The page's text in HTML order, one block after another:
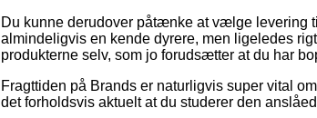
Du kunne derudover påtænke at vælge levering
almindeligvis en kende dyrere, men ligeledes
produkterne selv, som jo forudsætter at du har
Fragttiden på Brands er naturligvis super vital
det forholdsvis aktuelt at du studerer den